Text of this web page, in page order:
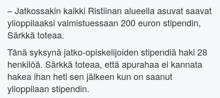
– Jatkossakin kaikki Ristiinan alueella asuvat saavat
ylioppilaaksi valmistuessaan 200 euron stipendin,
Särkkä toteaa.
Tänä syksynä jatko-opiskelijoiden stipendiä haki 28
henkilöä. Särkkä toteaa, että apurahaa ei kannata
hakea ihan heti sen jälkeen kun on saanut
ylioppilaan stipendin.